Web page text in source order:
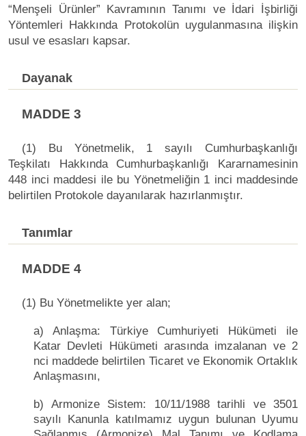
“Menşeli Ürünler” Kavramının Tanımı ve İdari İşbirliği
Yöntemleri Hakkında Protokolün uygulanmasına ilişkin
usul ve esasları kapsar.
Dayanak
MADDE 3
(1) Bu Yönetmelik, 1 sayılı Cumhurbaşkanlığı
Teşkilatı Hakkında Cumhurbaşkanlığı Kararnamesinin
448 inci maddesi ile bu Yönetmeliğin 1 inci maddesinde
belirtilen Protokole dayanılarak hazırlanmıştır.
Tanımlar
MADDE 4
(1) Bu Yönetmelikte yer alan;
a) Anlaşma: Türkiye Cumhuriyeti Hükümeti ile
Katar Devleti Hükümeti arasında imzalanan ve 2
nci maddede belirtilen Ticaret ve Ekonomik Ortaklık
Anlaşmasını,
b) Armonize Sistem: 10/11/1988 tarihli ve 3501
sayılı Kanunla katılmamız uygun bulunan Uyumu